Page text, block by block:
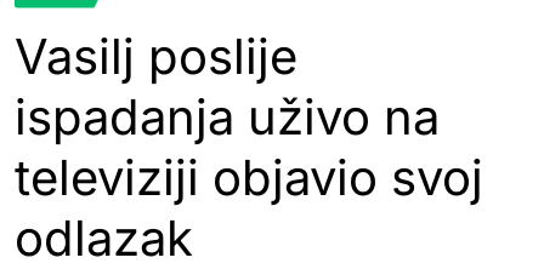
Vasilj poslije
ispadanja uživo na
televiziji objavio svoj
odlazak